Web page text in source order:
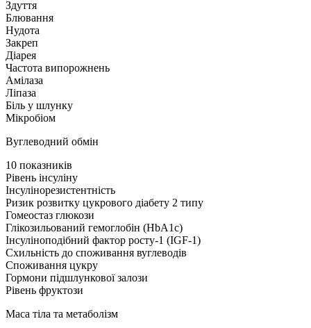
Здуття
Блювання
Нудота
Закреп
Діарея
Частота випорожнень
Амілаза
Ліпаза
Біль у шлунку
Мікробіом
Вуглеводний обмін
10 показників
Рівень інсуліну
Інсулінорезистентність
Ризик розвитку цукрового діабету 2 типу
Гомеостаз глюкози
Глікозильований гемоглобін (HbA1c)
Інсуліноподібний фактор росту-1 (IGF-1)
Схильність до споживання вуглеводів
Споживання цукру
Гормони підшлункової залози
Рівень фруктози
Маса тіла та метаболізм